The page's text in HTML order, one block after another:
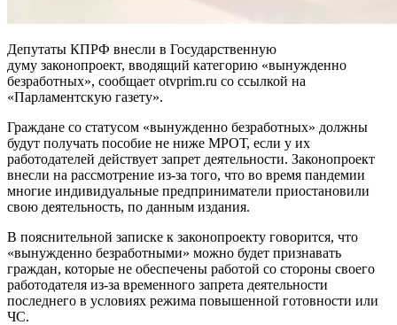
Депутаты КПРФ внесли в Государственную
думу законопроект, вводящий категорию «вынужденно
безработных», сообщает otvprim.ru со ссылкой на
«Парламентскую газету».
Граждане со статусом «вынужденно безработных» должны
будут получать пособие не ниже МРОТ, если у их
работодателей действует запрет деятельности. Законопроект
внесли на рассмотрение из-за того, что во время пандемии
многие индивидуальные предприниматели приостановили
свою деятельность, по данным издания.
В пояснительной записке к законопроекту говорится, что
«вынужденно безработными» можно будет признавать
граждан, которые не обеспечены работой со стороны своего
работодателя из-за временного запрета деятельности
последнего в условиях режима повышенной готовности или
ЧС.